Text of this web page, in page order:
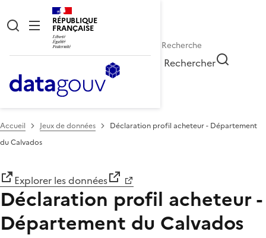
RÉPUBLIQUE
FRANÇAISE
Rechercher
Accueil Jeux de données
Déclaration profil acheteur - Département
du Calvados
Explorer les données
Déclaration profil acheteur -
Département du Calvados